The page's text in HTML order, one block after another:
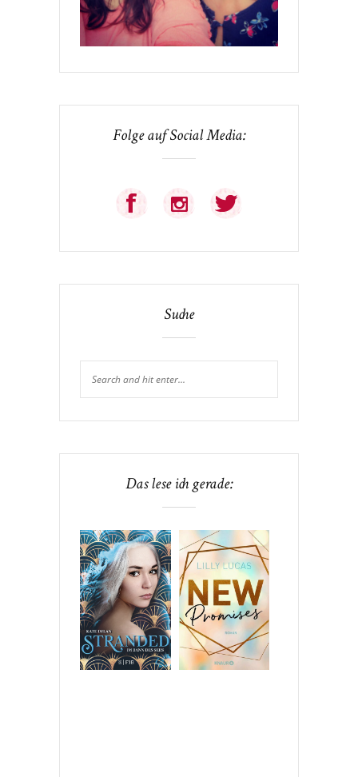
Folge auf Social Media:
Suche
Das lese ich gerade: